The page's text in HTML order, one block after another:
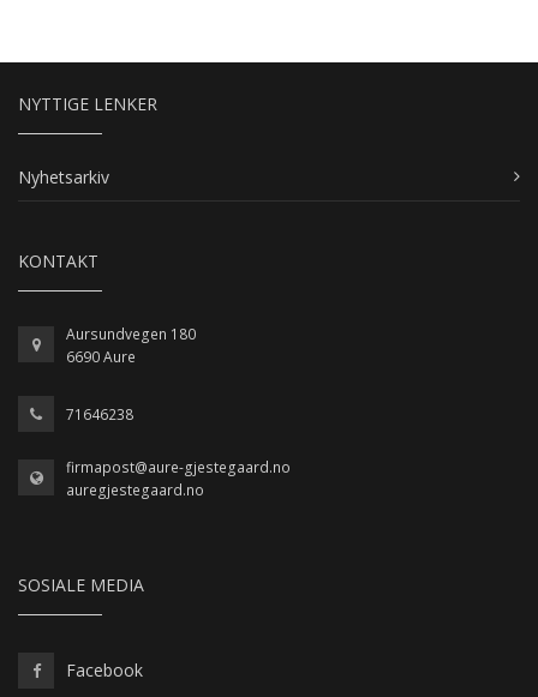
NYTTIGE LENKER
Nyhetsarkiv
KONTAKT
Aursundvegen 180
6690 Aure
71646238
firmapost@aure-gjestegaard.no
auregjestegaard.no
SOSIALE MEDIA
Facebook